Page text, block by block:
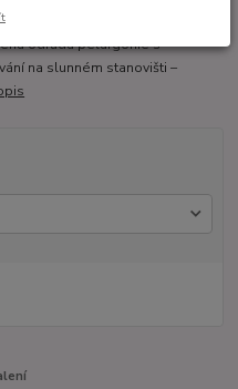
odrůda pelargonie s
na slunném stanovišti –